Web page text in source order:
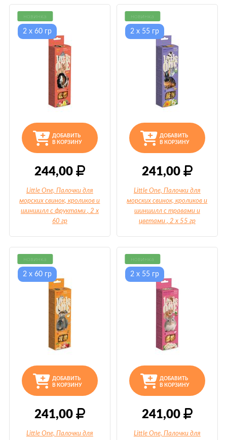
новинка
ДОБАВИТЬ
В КОРЗИНУ
244,00
2 х 60 гр
Little One, Палочки для
морских свинок, кроликов и
шиншилл с фруктами , 2 х
60 гр
новинка
ДОБАВИТЬ
В КОРЗИНУ
241,00
2 х 55 гр
Little One, Палочки для
морских свинок, кроликов и
шиншилл с травами и
цветами , 2 х 55 гр
новинка
ДОБАВИТЬ
В КОРЗИНУ
241,00
2 х 60 гр
Little One, Палочки для
новинка
ДОБАВИТЬ
В КОРЗИНУ
241,00
2 х 55 гр
Little One, Палочки для